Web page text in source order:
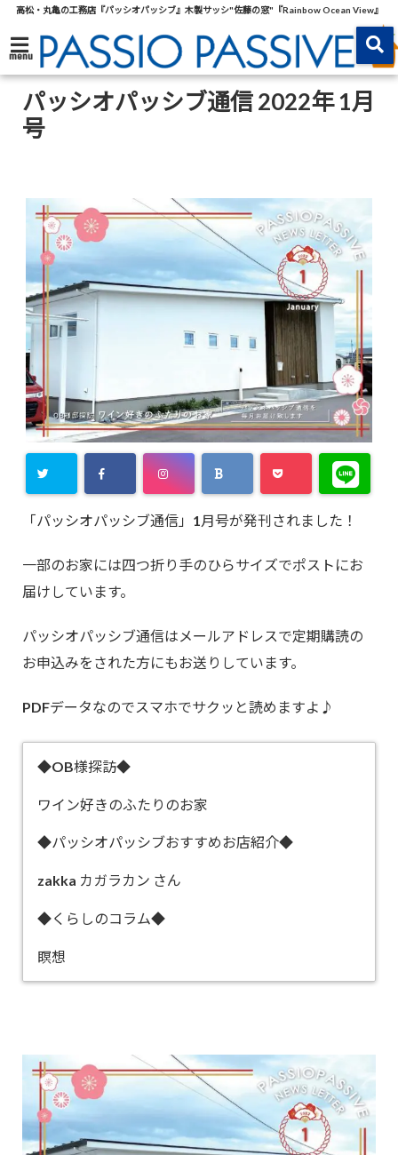
高松・丸亀の工務店『パッシオパッシブ』木製サッシ"佐藤の窓"『Rainbow Ocean View』
menu
パッシオパッシブ通信 2022年 1月
号
「パッシオパッシブ通信」1月号が発刊されました！
一部のお家には四つ折り手のひらサイズでポストにお
届けしています。
パッシオパッシブ通信はメールアドレスで定期購読の
お申込みをされた方にもお送りしています。
PDFデータなのでスマホでサクッと読めますよ♪
◆OB様探訪◆
ワイン好きのふたりのお家
◆パッシオパッシブおすすめお店紹介◆
zakka カガラカン さん
◆くらしのコラム◆
瞑想